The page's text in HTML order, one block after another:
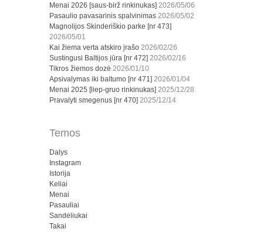
Menai 2026 [saus-birž rinkinukas] 2026/05/06
Pasaulio pavasarinis spalvinimas 2026/05/02
Magnolijos Skinderiškio parke [nr 473]
2026/05/01
Kai žiema verta atskiro įrašo 2026/02/26
Sustingusi Baltijos jūra [nr 472] 2026/02/16
Tikros žiemos dozė 2026/01/10
Apsivalymas iki baltumo [nr 471] 2026/01/04
Menai 2025 [liep-gruo rinkinukas] 2025/12/28
Pravalyti smegenus [nr 470] 2025/12/14
Temos
Dalys
Instagram
Istorija
Keliai
Menai
Pasauliai
Sandėliukai
Takai